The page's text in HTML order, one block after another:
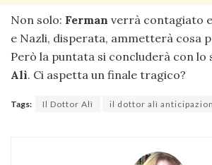
Non solo: Ferman verrà contagiato
e Nazli, disperata, ammetterà cosa
Però la puntata si concluderà con lo
Alì. Ci aspetta un finale tragico?
Tags: Il Dottor Alì il dottor alì